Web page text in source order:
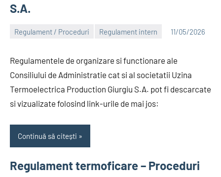
S.A.
Regulament / Proceduri Regulament intern 11/05/2026
Alexandru
Regulamentele de organizare si functionare ale
Consiliului de Administratie cat si al societatii Uzina
Termoelectrica Production Giurgiu S.A. pot fi descarcate
si vizualizate folosind link-urile de mai jos:
Continuă să citești
Regulament termoficare – Proceduri